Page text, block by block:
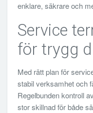
enklare, säkrare och
Service
för trygg
Med rätt plan för
stabil verksamhet och
Regelbunden kontroll
stor skillnad för både